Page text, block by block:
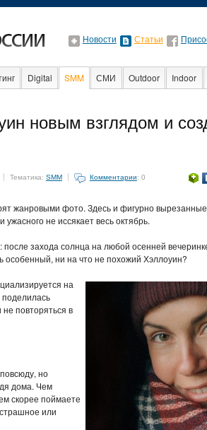
Новости Статьи
Digital SMM СМИ Outdoor Indoor
новым взглядом и
Тематика: SMM Комментарии: 0
жанровыми фото. Здесь и фигурно вырезанные
не иссякает весь октябрь.
захода солнца на любой осенней
ни на что не похожий Хэллоуин?
на
повторяться в
но
дома. Чем
скорее поймаете
или